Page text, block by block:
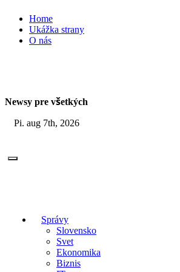
Skip
content
Home
Ukážka strany
O nás
Newsy pre všetkých
Pi. aug 7th, 2026
Správy
Slovensko
Svet
Ekonomika
Biznis